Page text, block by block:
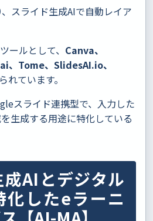
スライド生成AIで自動レイア
ールとして、 Canva、
Tome、SlidesAI.io、
れています。
スライド連携型で、入力した
生成する用途に特化している
AIとデジタル
化したeラーニ